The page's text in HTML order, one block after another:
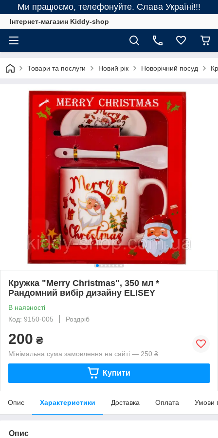
Ми працюємо, телефонуйте. Слава Україні!!!
Інтернет-магазин Kiddy-shop
Товари та послуги Новий рік Новорічний посуд
Кружка "Merry Christmas", 350 мл *
Рандомний вибір дизайну ELISEY
В наявності
Код: 9150-005
Роздріб
200 ₴
Мінімальна сума замовлення на сайті — 250 ₴
Купити
Опис Характеристики Доставка Оплата Умови
Опис